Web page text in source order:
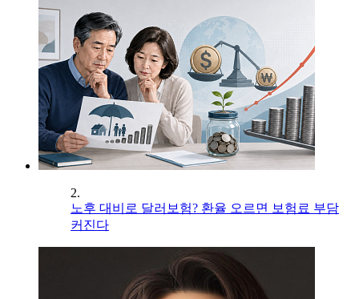
2.
노후 대비로 달러보험? 환율 오르면 보험료 부담
커진다